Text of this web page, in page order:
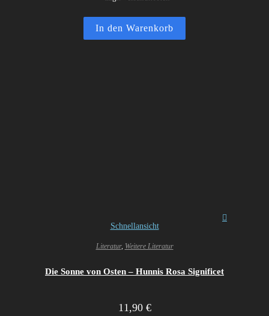
In den Warenkorb
Schnellansicht
Literatur, Weitere Literatur
Die Sonne von Osten – Hunnis Rosa Significet
11,90 €